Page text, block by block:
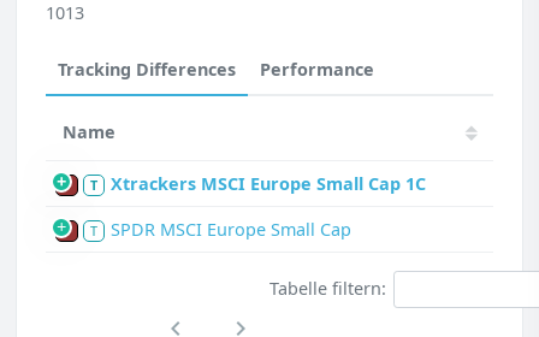
1013
Tracking Differences Performance
Name
P T Xtrackers MSCI Europe Small Cap 1C
P T SPDR MSCI Europe Small Cap
Tabelle filtern: